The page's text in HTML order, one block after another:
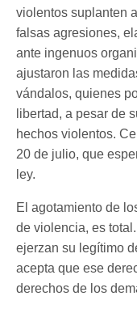
violentos suplanten
falsas agresiones,
ante ingenuos
ajustaron las
vándalos, quienes
libertad, a pesar de
hechos violentos.
20 de julio, que
ley.
El agotamiento de
de violencia, es
ejerzan su legítimo
acepta que ese
derechos de los